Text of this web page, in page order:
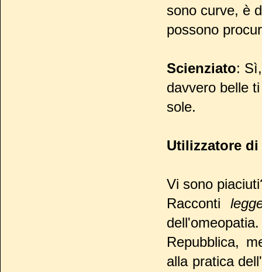
sono curve, è
possono
Scienziato:
davvero belle
sole.
Utilizzatore
Vi sono
Racconti
Repubblica,
alla pratica